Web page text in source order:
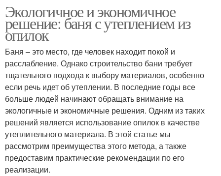
Экологичное и экономичное
решение: баня с утеплением из
опилок
Баня – это место, где человек находит покой и
расслабление. Однако строительство бани требует
тщательного подхода к выбору материалов, особенно
если речь идет об утеплении. В последние годы все
больше людей начинают обращать внимание на
экологичные и экономичные решения. Одним из таких
решений является использование опилок в качестве
утеплительного материала. В этой статье мы
рассмотрим преимущества этого метода, а также
предоставим практические рекомендации по его
реализации.